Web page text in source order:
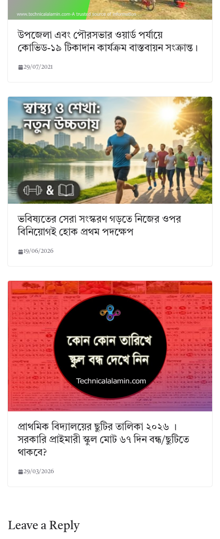
উপজেলা এবং পৌরসভার ওয়ার্ড পর্যায়ে
কোভিড-১৯ টিকাদান কার্যক্রম বাস্তবায়ন সংক্রান্ত।
29/07/2021
ভবিষ্যতের সেরা সংস্করণ গড়তে নিজের ওপর
বিনিয়োগই হোক প্রথম পদক্ষেপ
19/06/2026
প্রাথমিক বিদ্যালয়ের ছুটির তালিকা ২০২৬ ।
সরকারি প্রাইমারী স্কুল মোট ৬৭ দিন বন্ধ/ছুটিতে
থাকবে?
29/03/2026
Leave a Reply